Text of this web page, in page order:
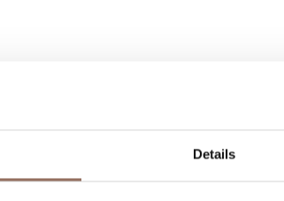
Details